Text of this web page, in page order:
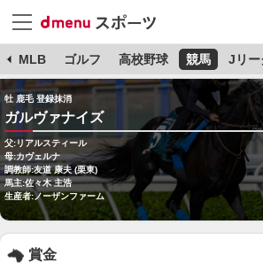
MLB ゴルフ 高校野球 競馬 Jリー
牡 鹿毛 登録抹消
ガルヴァナイズ
父:リアルスティール
母:カヴェルナ
調教師:友道 康夫 (栗東)
馬主:佐々木 主浩
生産者:ノーザンファーム
賞金